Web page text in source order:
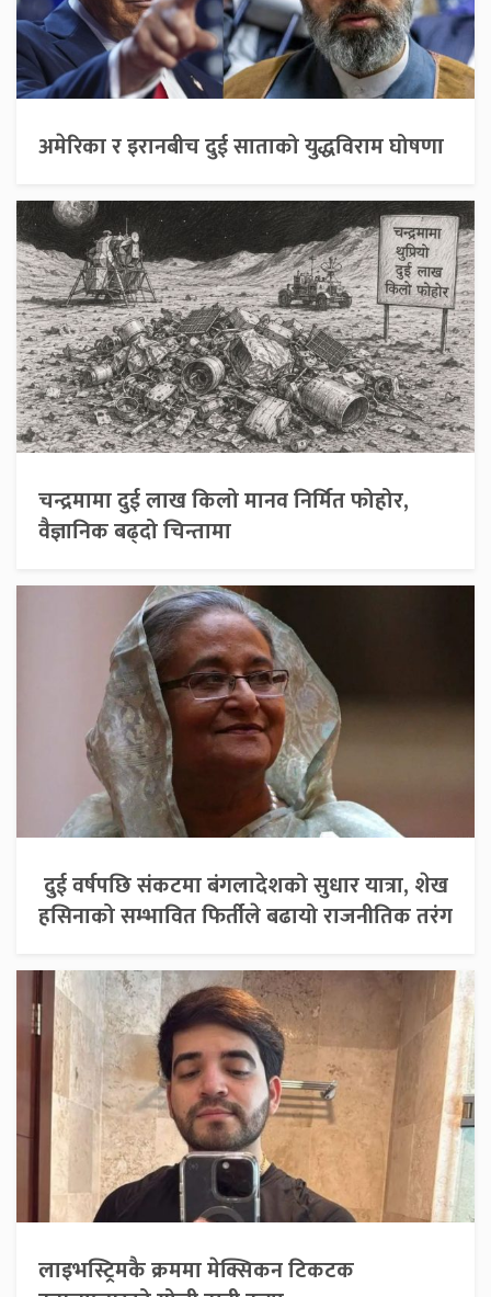
अमेरिका र इरानबीच दुई साताको युद्धविराम घोषणा
चन्द्रमामा दुई लाख किलो मानव निर्मित फोहोर,
वैज्ञानिक बढ्दो चिन्तामा
दुई वर्षपछि संकटमा बंगलादेशको सुधार यात्रा, शेख
हसिनाको सम्भावित फिर्तीले बढायो राजनीतिक तरंग
लाइभस्ट्रिमकै क्रममा मेक्सिकन टिकटक